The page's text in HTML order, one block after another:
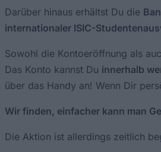
Darüber hinaus erhältst Du die
internationaler ISIC-
Sowohl die Kontoeröffnung als
Das Konto kannst Du innerhalb
über das Handy an! Wenn Dir
Wir finden, einfacher kann man
Die Aktion ist allerdings zeitlich